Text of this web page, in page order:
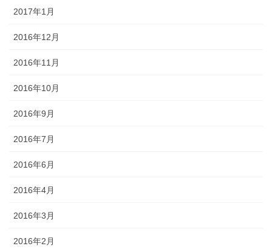
2017年1月
2016年12月
2016年11月
2016年10月
2016年9月
2016年7月
2016年6月
2016年4月
2016年3月
2016年2月